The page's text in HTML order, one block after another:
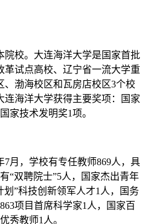
校。大连海洋大学是国家首批
革试点高校、辽宁省一流大学重
、渤海校区和瓦房店校区3个校
连海洋大学获得主要奖项：国家
家技术发明奖1项。
，学校有专任教师869人，具
“双聘院士”5人，国家杰出青年
”科技创新领军人才1人，国务
项目首席科学家1人，国家百
秀教师1人。